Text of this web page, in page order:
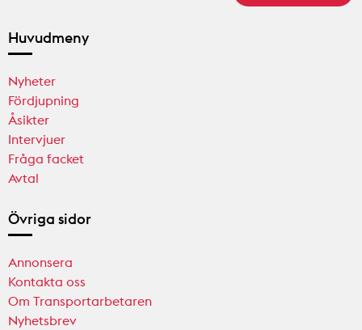
Huvudmeny
Nyheter
Fördjupning
Åsikter
Intervjuer
Fråga facket
Avtal
Övriga sidor
Annonsera
Kontakta oss
Om Transportarbetaren
Nyhetsbrev